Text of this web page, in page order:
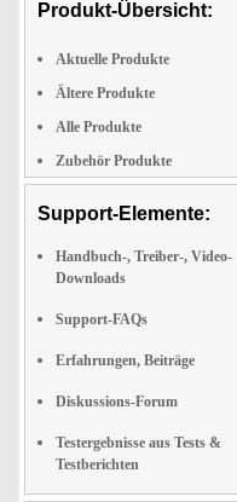
Produkt-Übersicht:
Aktuelle Produkte
Ältere Produkte
Alle Produkte
Zubehör Produkte
Support-Elemente:
Handbuch-, Treiber-, Video-
Downloads
Support-FAQs
Erfahrungen, Beiträge
Diskussions-Forum
Testergebnisse aus Tests &
Testberichten